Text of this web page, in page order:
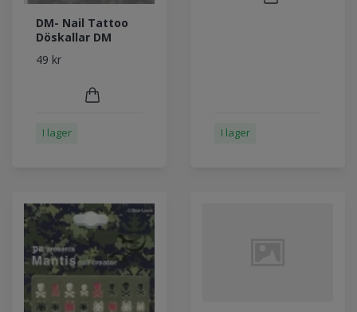
DM- Nail Tattoo
Döskallar DM
49 kr
I lager I lager